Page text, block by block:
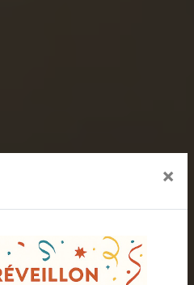
×